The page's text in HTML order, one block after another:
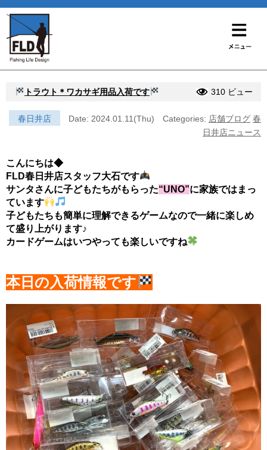
トラウト＊ワカサギ用品入荷です 310 ビュー
春日井店 Date: 2024.01.11(Thu) Categories: 店舗ブログ 春
日井店ニュース
こんにちは◆
FLD春日井店スタッフ大石です
サンタさんに子どもたちがもらった“UNO”に家族ではまっ
ています
子どもたちも簡単に理解できるゲームなので一緒に楽しめ
て盛り上がります♪
カードゲームはいつやっても楽しいですね
本日の入荷情報です